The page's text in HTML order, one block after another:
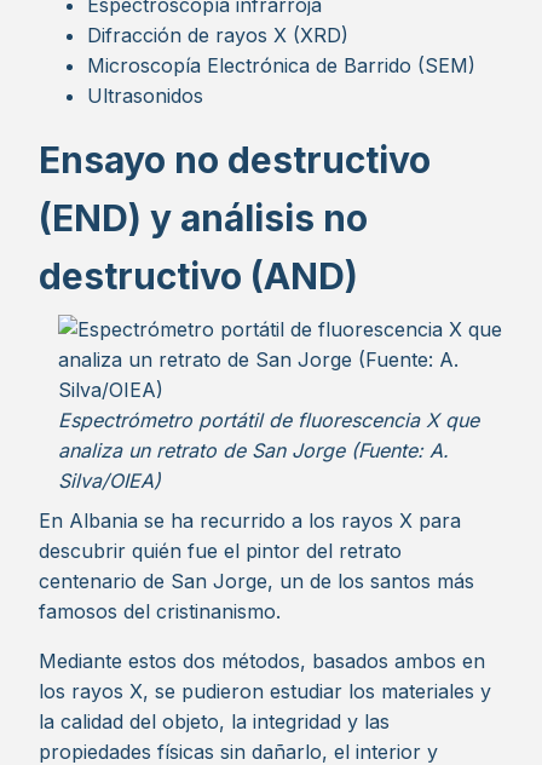
Espectroscopía infrarroja
Difracción de rayos X (XRD)
Microscopía Electrónica de Barrido (SEM)
Ultrasonidos
Ensayo no destructivo
(END) y análisis no
destructivo (AND)
Espectrómetro portátil de fluorescencia X que
analiza un retrato de San Jorge (Fuente: A.
Silva/OIEA)
En Albania se ha recurrido a los rayos X para
descubrir quién fue el pintor del retrato
centenario de San Jorge, un de los santos más
famosos del cristinanismo.
Mediante estos dos métodos, basados ambos en
los rayos X, se pudieron estudiar los materiales y
la calidad del objeto, la integridad y las
propiedades físicas sin dañarlo, el interior y